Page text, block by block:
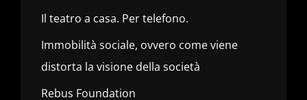
Il teatro a casa. Per telefono.
Immobilità sociale, ovvero come viene
distorta la visione della società
Rebus Foundation